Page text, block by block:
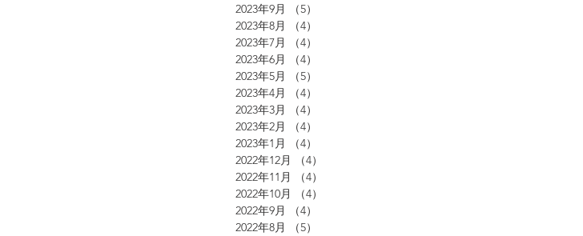
2023年9月
（5）
2023年8月
（4）
2023年7月
（4）
2023年6月
（4）
2023年5月
（5）
2023年4月
（4）
2023年3月
（4）
2023年2月
（4）
2023年1月
（4）
2022年12月
（4）
2022年11月
（4）
2022年10月
（4）
2022年9月
（4）
2022年8月
（5）